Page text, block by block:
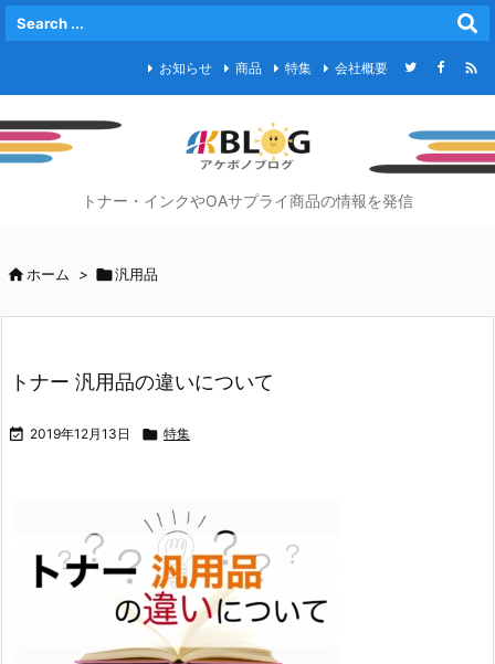
お知らせ 商品 特集 会社概要 
トナー・インクやOAサプライ商品の情報を発信
ホーム > 汎用品
トナー 汎用品の違いについて
 2019年12月13日  特集